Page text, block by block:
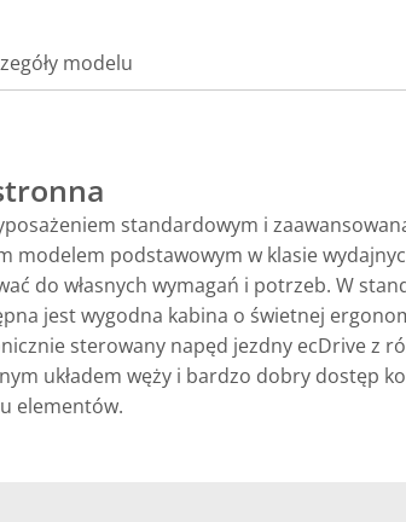
modelu
standardowym i
podstawowym w klasie
do własnych wymagań i potrzeb. W
jest wygodna kabina o świetnej
sterowany napęd jezdny ecDrive z
układem węży i bardzo dobry dostęp
elementów.